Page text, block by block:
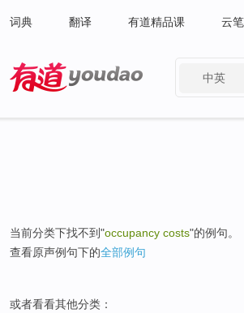
词典 翻译 有道精品课 云
中英
当前分类下找不到"occupancy costs"的例句。
查看原声例句下的全部例句
或者看看其他分类：